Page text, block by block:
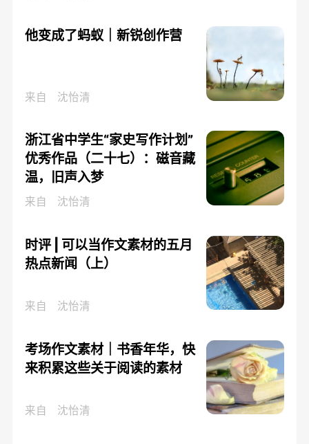
他变成了蚂蚁｜新锐创作营
来自 沈怡清
浙江省中学生“家史写作计划”
优秀作品（二十七）：磁音藏
温，旧声入梦
来自 沈怡清
时评 | 可以当作文素材的五月
热点新闻（上）
来自 沈怡清
考场作文素材｜书香年华，快
来积累这些关于阅读的素材
来自 沈怡清